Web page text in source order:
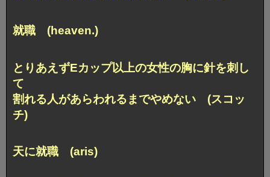
就職 (heaven.)
とりあえずEカップ以上の女性の胸に針を刺し
て
割れる人があらわれるまでやめない (スコッ
チ)
天に就職 (aris)